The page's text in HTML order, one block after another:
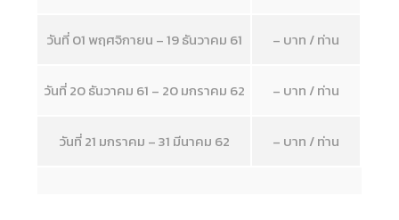
วันที่ 01 พฤศจิกายน – 19 ธันวาคม 61 – บาท / ท่าน
วันที่ 20 ธันวาคม 61 – 20 มกราคม 62 – บาท / ท่าน
วันที่ 21 มกราคม – 31 มีนาคม 62 – บาท / ท่าน